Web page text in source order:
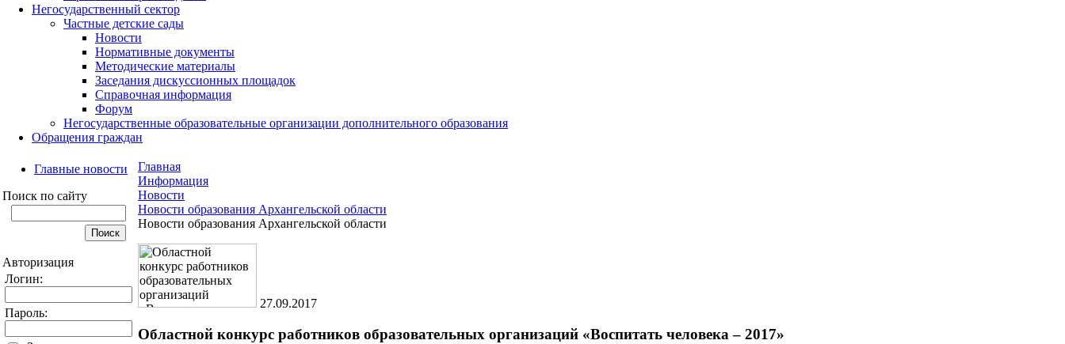
Негосударственный сектор
Частные детские сады
Новости
Нормативные документы
Методические материалы
Заседания дискуссионных площадок
Справочная информация
Форум
Негосударственные образовательные организации дополнительного образования
Обращения граждан
Главные новости
Поиск по сайту
Авторизация
Логин:
Пароль:
Главная
Информация
Новости
Новости образования Архангельской области
Новости образования Архангельской области
27.09.2017
Областной конкурс работников образовательных организаций «Воспитать человека – 2017»